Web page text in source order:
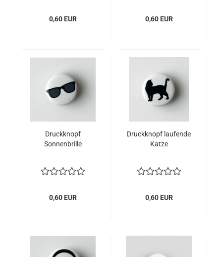
0,60 EUR 0,60 EUR
Druckknopf
Sonnenbrille
0,60 EUR
Druckknopf laufende
Katze
0,60 EUR